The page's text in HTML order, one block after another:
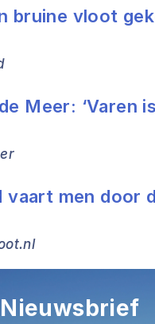
bruine vloot
Meer: ‘Varen
vaart men door
Nieuwsbrief